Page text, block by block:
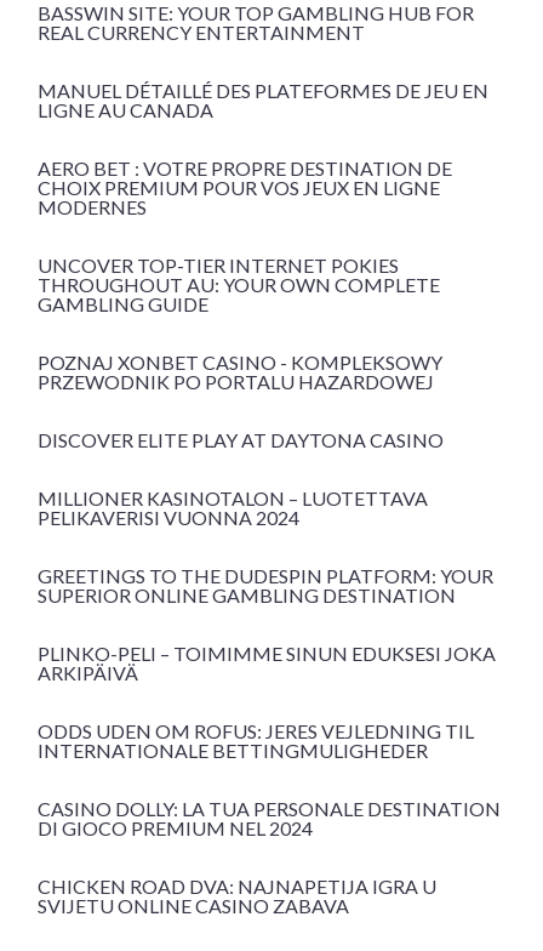
BASSWIN SITE: YOUR TOP GAMBLING HUB FOR
REAL CURRENCY ENTERTAINMENT
MANUEL DÉTAILLÉ DES PLATEFORMES DE JEU EN
LIGNE AU CANADA
AERO BET : VOTRE PROPRE DESTINATION DE
CHOIX PREMIUM POUR VOS JEUX EN LIGNE
MODERNES
UNCOVER TOP-TIER INTERNET POKIES
THROUGHOUT AU: YOUR OWN COMPLETE
GAMBLING GUIDE
POZNAJ XONBET CASINO - KOMPLEKSOWY
PRZEWODNIK PO PORTALU HAZARDOWEJ
DISCOVER ELITE PLAY AT DAYTONA CASINO
MILLIONER KASINOTALON – LUOTETTAVA
PELIKAVERISI VUONNA 2024
GREETINGS TO THE DUDESPIN PLATFORM: YOUR
SUPERIOR ONLINE GAMBLING DESTINATION
PLINKO-PELI – TOIMIMME SINUN EDUKSESI JOKA
ARKIPÄIVÄ
ODDS UDEN OM ROFUS: JERES VEJLEDNING TIL
INTERNATIONALE BETTINGMULIGHEDER
CASINO DOLLY: LA TUA PERSONALE DESTINATION
DI GIOCO PREMIUM NEL 2024
CHICKEN ROAD DVA: NAJNAPETIJA IGRA U
SVIJETU ONLINE CASINO ZABAVA